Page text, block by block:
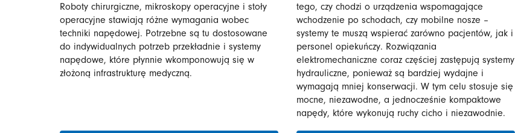
Roboty chirurgiczne, mikroskopy operacyjne i stoły
operacyjne stawiają różne wymagania wobec
techniki napędowej. Potrzebne są tu dostosowane
do indywidualnych potrzeb przekładnie i systemy
napędowe, które płynnie wkomponowują się w
złożoną infrastrukturę medyczną.
tego, czy chodzi o urządzenia wspomagające
wchodzenie po schodach, czy mobilne nosze –
systemy te muszą wspierać zarówno pacjentów, jak i
personel opiekuńczy. Rozwiązania
elektromechaniczne coraz częściej zastępują systemy
hydrauliczne, ponieważ są bardziej wydajne i
wymagają mniej konserwacji. W tym celu stosuje się
mocne, niezawodne, a jednocześnie kompaktowe
napędy, które wykonują ruchy cicho i niezawodnie.